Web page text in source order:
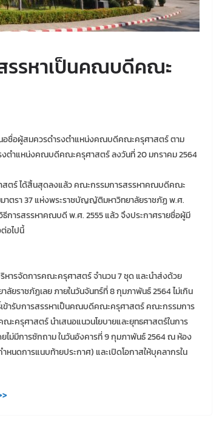
รรหาเป็นคณบดีคณะ
ชื่อผู้สมควรดำรงตำแหน่งคณบดีคณะครุศาสตร์ ตาม
ตำแหน่งคณบดีคณะครุศาสตร์ ลงวันที่ 20 มกราคม 2564
ตร์ ได้สิ้นสุดลงแล้ว คณะกรรมการสรรหาคณบดีคณะ
ตรา 37 แห่งพระราชบัญญัติมหาวิทยาลัยราชภัฏ พ.ศ.
การสรรหาคณบดี พ.ศ. 2555 แล้ว จึงประกาศรายชื่อผู้มี
อไปนี้
หารจัดการคณะครุศาสตร์ จำนวน 7 ชุด และนำส่งด้วย
ลัยราชภัฏเลย ภายในวันจันทร์ที่ 8 กุมภาพันธ์ 2564 ไม่เกิน
ธิ์เข้ารับการสรรหาเป็นคณบดีคณะครุศาสตร์ คณะกรรมการ
รุศาสตร์ นำเสนอแนวนโยบายและยุทธศาสตร์ในการ
ม่มีการซักถาม ในวันอังคารที่ 9 กุมภาพันธ์ 2564 ณ ห้อง
หนดการแนบท้ายประกาศ) และเปิดโอกาสให้บุคลากรใน